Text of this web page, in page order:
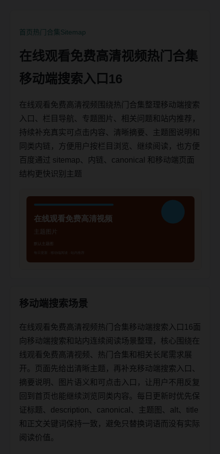
首页热门合集Sitemap
在线观看免费高清视频热门合集
移动端搜索入口16
在线观看免费高清视频围绕热门合集整理移动端搜索
入口、栏目导航、专题图片、相关问题和站内推荐，
持续补充真实可点击内容、清晰摘要、主题图说明和
同类内链，方便用户按栏目浏览、继续阅读，也方便
百度通过 sitemap、内链、canonical 和移动端页面
结构更快识别主题
移动端搜索场景
在线观看免费高清视频热门合集移动端搜索入口16面
向移动端搜索和站内连续阅读场景整理，核心围绕在
线观看免费高清视频、热门合集和相关长尾需求展
开。页面先给出清晰主题，再补充移动端搜索入口、
摘要说明、图片语义和可点击入口，让用户不用反复
回到首页也能继续浏览同类内容。每日更新时优先保
证标题、description、canonical、主题图、alt、title
和正文关键词保持一致，避免只替换词语而没有实际
阅读价值。